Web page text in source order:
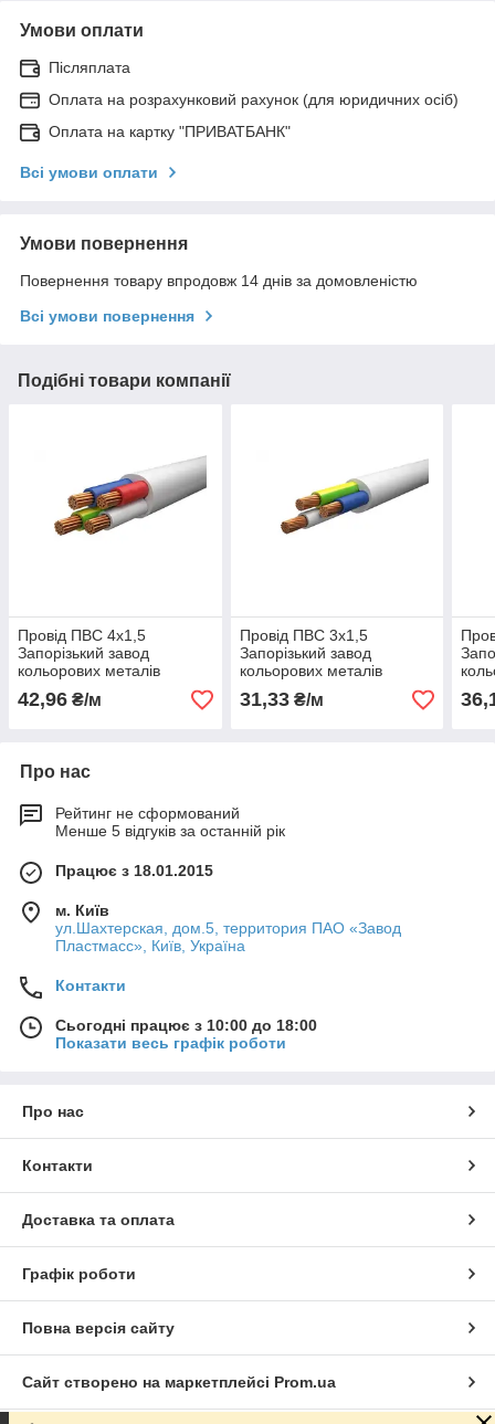
Умови оплати
Післяплата
Оплата на розрахунковий рахунок (для юридичних осіб)
Оплата на картку "ПРИВАТБАНК"
Всі умови оплати
Умови повернення
Повернення товару впродовж 14 днів за домовленістю
Всі умови повернення
Подібні товари компанії
Провід ПВС 4х1,5
Запорізький завод
кольорових металів
(ЗЗКМ)
42,96 ₴/м
Провід ПВС 3х1,5
Запорізький завод
кольорових металів
(ЗЗКМ)
31,33₴/м
Про нас
Рейтинг не сформований
Менше 5 відгуків за останній рік
Працює з 18.01.2015
м. Київ
ул.Шахтерская, дом.5, территория ПАО «Завод
Пластмасс», Київ, Україна
Контакти
Сьогодні працює з 10:00 до 18:00
Показати весь графік роботи
Про нас
Контакти
Доставка та оплата
Графік роботи
Повна версія сайту
Сайт створено на маркетплейсі Prom.ua